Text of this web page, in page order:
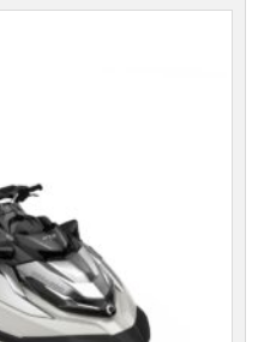
Preisspanne:
Dieses
Die
Optionen
können
auf
der